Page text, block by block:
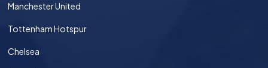
Manchester United
Tottenham Hotspur
Chelsea